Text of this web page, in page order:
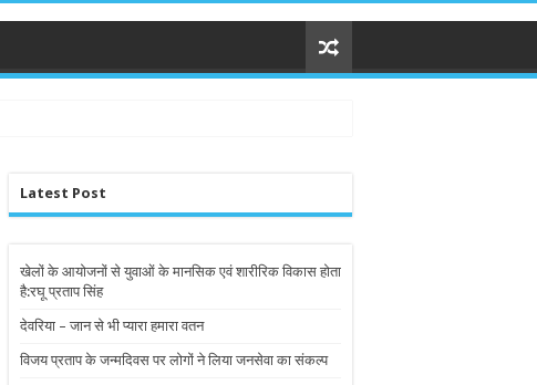
Latest Post
खेलों के आयोजनों से युवाओं के मानसिक एवं शारीरिक विकास होता
है:रघू प्रताप सिंह
देवरिया – जान से भी प्यारा हमारा वतन
विजय प्रताप के जन्मदिवस पर लोगों ने लिया जनसेवा का संकल्प